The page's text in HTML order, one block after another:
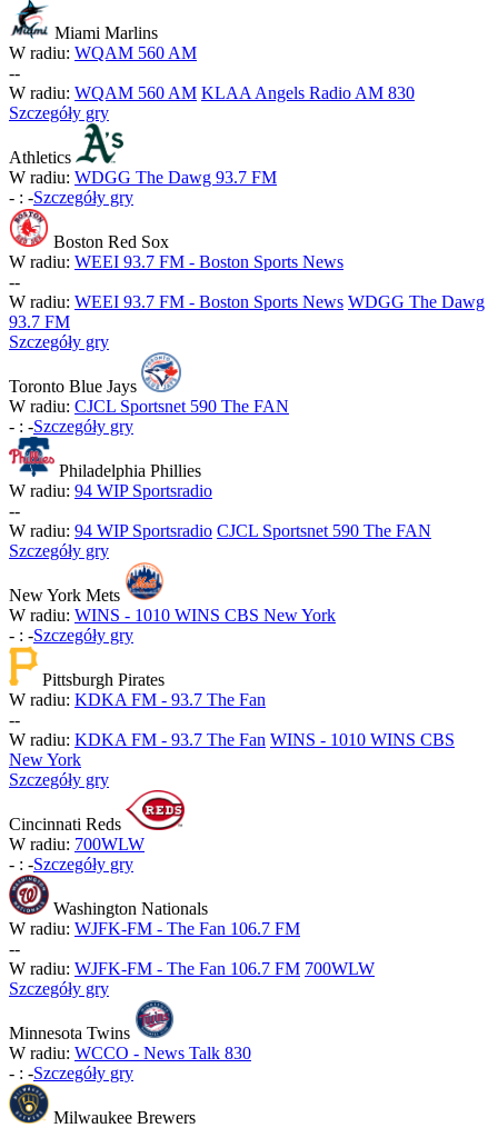
Miami Marlins
W radiu: WQAM 560 AM
--
W radiu: WQAM 560 AM KLAA Angels Radio AM 830
Szczegóły gry
Athletics
W radiu: WDGG The Dawg 93.7 FM
- : -Szczegóły gry
Boston Red Sox
W radiu: WEEI 93.7 FM - Boston Sports News
--
W radiu: WEEI 93.7 FM - Boston Sports News WDGG The Dawg
93.7 FM
Szczegóły gry
Toronto Blue Jays
W radiu: CJCL Sportsnet 590 The FAN
- : -Szczegóły gry
Philadelphia Phillies
W radiu: 94 WIP Sportsradio
--
W radiu: 94 WIP Sportsradio CJCL Sportsnet 590 The FAN
Szczegóły gry
New York Mets
W radiu: WINS - 1010 WINS CBS New York
- : -Szczegóły gry
Pittsburgh Pirates
W radiu: KDKA FM - 93.7 The Fan
--
W radiu: KDKA FM - 93.7 The Fan WINS - 1010 WINS CBS
New York
Szczegóły gry
Cincinnati Reds
W radiu: 700WLW
- : -Szczegóły gry
Washington Nationals
W radiu: WJFK-FM - The Fan 106.7 FM
--
W radiu: WJFK-FM - The Fan 106.7 FM 700WLW
Szczegóły gry
Minnesota Twins
W radiu: WCCO - News Talk 830
- : -Szczegóły gry
Milwaukee Brewers